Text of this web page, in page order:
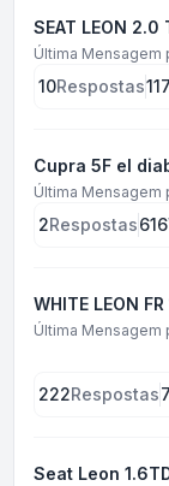
SEAT LEON 2.0
Última Mensagem
10Respostas
Cupra 5F el
Última Mensagem
2Respostas616
WHITE LEON
Última Mensagem
222Respostas
Seat Leon